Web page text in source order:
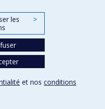
les
>
et nos conditions